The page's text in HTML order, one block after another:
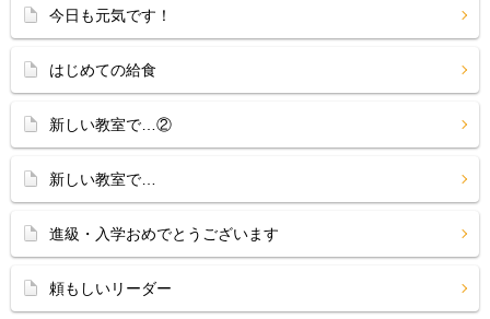
今日も元気です！
はじめての給食
新しい教室で…②
新しい教室で…
進級・入学おめでとうございます
頼もしいリーダー